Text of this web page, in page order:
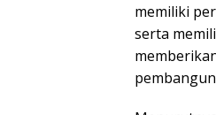
memiliki
serta